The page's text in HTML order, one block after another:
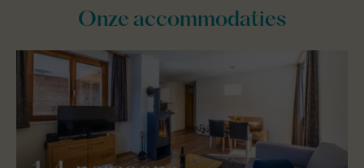
Onze accommodaties